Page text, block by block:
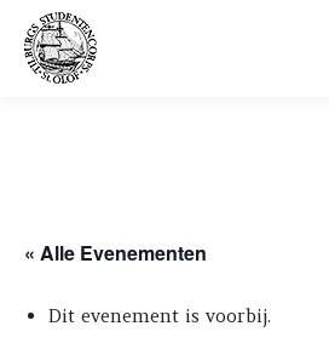
« Alle Evenementen
Dit evenement is voorbij.